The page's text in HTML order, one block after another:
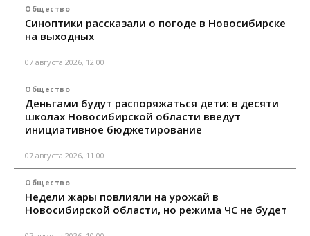
Общество
Синоптики рассказали о погоде в Новосибирске
на выходных
07 августа 2026, 12:00
Общество
Деньгами будут распоряжаться дети: в десяти
школах Новосибирской области введут
инициативное бюджетирование
07 августа 2026, 11:00
Общество
Недели жары повлияли на урожай в
Новосибирской области, но режима ЧС не будет